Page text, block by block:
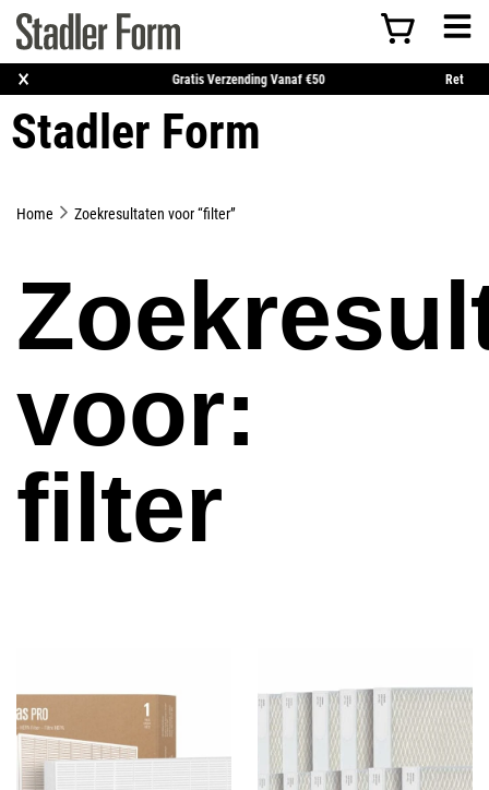
×Uur Besteld = Morgen In Huis* Gratis Verzending Vanaf €50
Stadler Form
Home Zoekresultaten voor “filter”
voor:
filter